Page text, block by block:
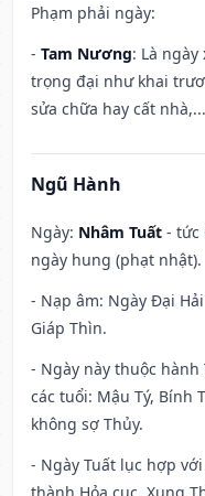
Phạm phải ngày:
- Tam Nương: Là
trọng đại như khai
sửa chữa hay cất nhà,...
Ngũ Hành
Ngày: Nhâm Tuất - tức
ngày hung (phạt nhật).
- Nạp âm: Ngày Đại
Giáp Thìn.
- Ngày này thuộc
các tuổi: Mậu Tý, Bính
không sợ Thủy.
- Ngày Tuất lục hợp